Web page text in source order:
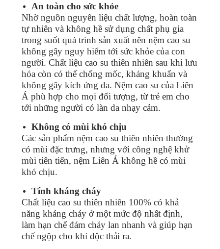
An toàn cho sức khỏe
Nhờ nguồn nguyên liệu chất lượng, hoàn toàn
tự nhiên và không hề sử dụng chất phụ gia
trong suốt quá trình sản xuất nên nệm cao su
không gây nguy hiểm tới sức khỏe của con
người. Chất liệu cao su thiên nhiên sau khi lưu
hóa còn có thể chống mốc, kháng khuẩn và
không gây kích ứng da. Nệm cao su của Liên
Á phù hợp cho mọi đối tượng, từ trẻ em cho
tới những người có làn da nhạy cảm.
Không có mùi khó chịu
Các sản phẩm nệm cao su thiên nhiên thường
có mùi đặc trưng, nhưng với công nghệ khử
mùi tiên tiến, nệm Liên Á không hề có mùi
khó chịu.
Tính kháng cháy
Chất liệu cao su thiên nhiên 100% có khả
năng kháng cháy ở một mức độ nhất định,
làm hạn chế đám cháy lan nhanh và giúp hạn
chế ngộp cho khí độc thải ra.